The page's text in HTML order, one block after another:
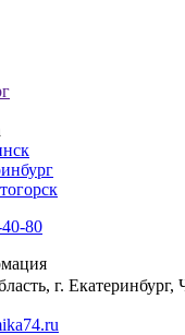
80
г. Екатеринбург,